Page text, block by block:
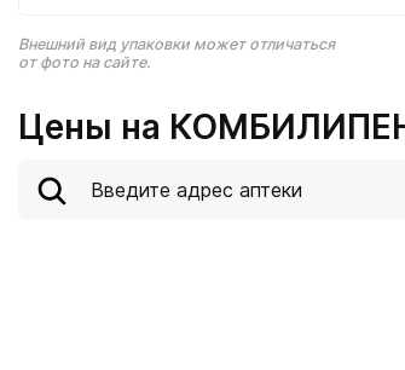
Внешний вид упаковки может отличаться
от фото на сайте.
Цены на